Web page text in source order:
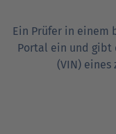
Ein Prüfer in einem
Portal ein und gibt
(VIN) eines